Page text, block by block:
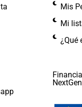
Mis
Mi
¿Qué